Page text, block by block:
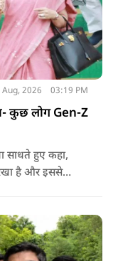
Aug, 2026 03:19 PM
कुछ लोग Gen-Z
साधते हुए कहा,
है और इससे
रोते हैं."